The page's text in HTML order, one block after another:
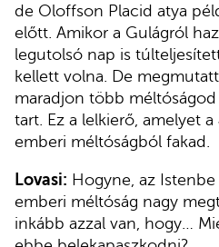
de Oloffson Placid atya
előtt. Amikor a Gulágról
legutolsó nap is
kellett volna. De
maradjon több méltóságod
tart. Ez a lelkierő, amelyet
emberi méltóságból fakad.
Lovasi: Hogyne, az
emberi méltóság nagy
inkább azzal van, hogy…